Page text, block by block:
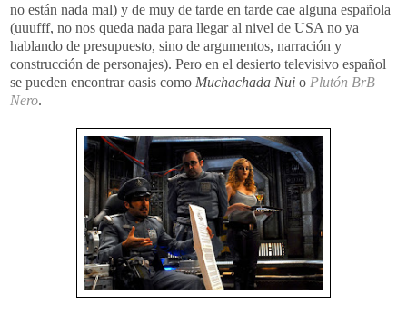
no están nada mal) y de muy de tarde en tarde cae alguna española
(uuufff, no nos queda nada para llegar al nivel de USA no ya
hablando de presupuesto, sino de argumentos, narración y
construcción de personajes). Pero en el desierto televisivo español
se pueden encontrar oasis como Muchachada Nui o Plutón BrB
Nero.